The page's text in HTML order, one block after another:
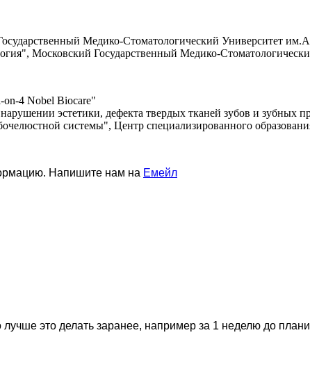
Медико-Стоматологический Университет
Московский Государственный Медико-
4 Nobel Biocare"
эстетики, дефекта твердых тканей зубов и зубных
системы", Центр специализированного
Напишите нам на Емейл
это делать заранее, например за 1 неделю до